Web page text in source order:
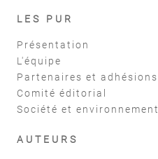
LES PUR
Présentation
L'équipe
Partenaires et adhésions
Comité éditorial
Société et environnement
AUTEURS